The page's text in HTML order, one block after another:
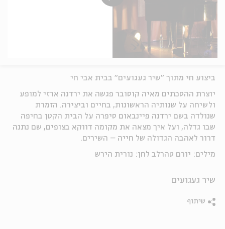
ביצוע חי מתוך "שיר געגועים" בבית אבי חי
יוצרת ההסכתים מאיה קוסובר פגשה את ירדנה ארזי למופע
ולשיחה על שנותיה הראשונות, בחיים וביצירה. הזמרת
שנולדה בשם ירדנה פיינבאום סיפרה על הבית הקטן בחיפה
שבו גדלה, ועל איך מצאה את מקומה דווקא בצופים, שם נתנה
דרור לאהבה הגדולה של חייה – השירים.
מילים: יורם טהרלב לחן: נורית הירש
שיר געגועים
שיתוף